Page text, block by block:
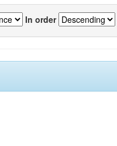
In order